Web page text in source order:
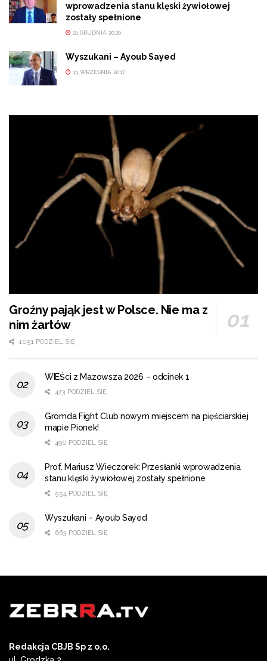
wprowadzenia stanu klęski żywiołowej
zostały spełnione
21 GRUDNIA 2020
Wyszukani – Ayoub Sayed
13 WRZEŚNIA 2017
Groźny pająk jest w Polsce. Nie ma z
nim żartów
1051 PODZIEL SIĘ
WIEŚci z Mazowsza 2026 – odcinek 1
473 PODZIEL SIĘ
Gromda Fight Club nowym miejscem na pięściarskiej
mapie Pionek!
490 PODZIEL SIĘ
Prof. Mariusz Wieczorek: Przesłanki wprowadzenia
stanu klęski żywiołowej zostały spełnione
554 PODZIEL SIĘ
Wyszukani – Ayoub Sayed
663 PODZIEL SIĘ
Redakcja CBJB Sp z o.o.